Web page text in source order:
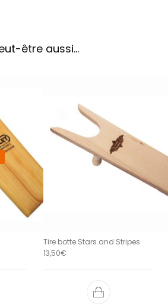
être aussi…
Tire botte Stars and Stripes
13,50€